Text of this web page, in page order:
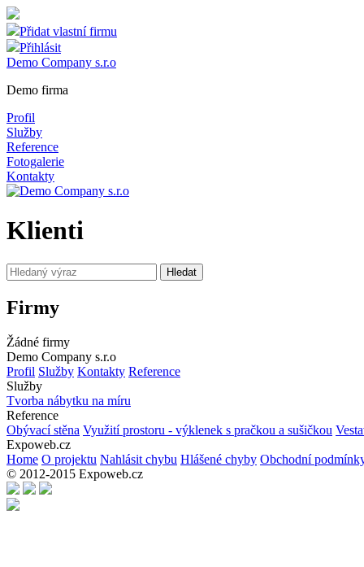
Přidat vlastní firmu
Přihlásit
Demo Company s.r.o
Demo firma
Profil
Služby
Reference
Fotogalerie
Kontakty
Klienti
Firmy
Žádné firmy
Demo Company s.r.o
Profil Služby Kontakty Reference
Služby
Tvorba nábytku na míru
Reference
Obývací stěna Využití prostoru - výklenek s pračkou a sušičkou
Expoweb.cz
Home O projektu Nahlásit chybu Hlášené chyby Obchodní
© 2012-2015 Expoweb.cz